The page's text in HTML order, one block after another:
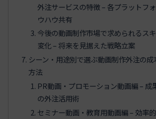
外注サービスの特徴 – 各プラットフ
ウハウ共有
今後の動画制作市場で求められるス
変化 – 将来を見据えた戦略立案
シーン・用途別で選ぶ動画制作外注の
方法
PR動画・プロモーション動画編 – 成
の外注活用術
セミナー動画・教育用動画編 – 効率